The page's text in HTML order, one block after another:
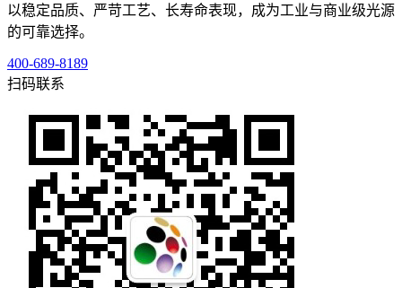
以稳定品质、严苛工艺、长寿命表现，成为工业与商业级光源
的可靠选择。
400-689-8189
扫码联系